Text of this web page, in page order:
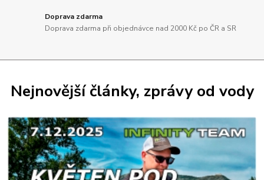
Doprava zdarma
Doprava zdarma při objednávce nad 2000 Kč po ČR a SR
Nejnovější články, zprávy od vody